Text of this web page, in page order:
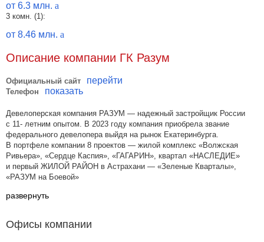
от 6.3 млн. a
3 комн. (1):
от 8.46 млн. a
Описание компании ГК Разум
Официальный сайт перейти
Телефон показать
Девелоперская компания РАЗУМ — надежный застройщик России
с 11- летним опытом. В 2023 году компания приобрела звание
федерального девелопера выйдя на рынок Екатеринбурга.
В портфеле компании 8 проектов — жилой комплекс «Волжская
Ривьера», «Сердце Каспия», «ГАГАРИН», квартал «НАСЛЕДИЕ»
и первый ЖИЛОЙ РАЙОН в Астрахани — «Зеленые Кварталы»,
«РАЗУМ на Боевой»
развернуть
Офисы компании